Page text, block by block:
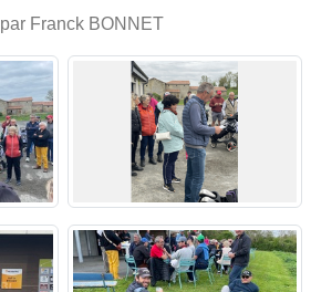
par Franck BONNET